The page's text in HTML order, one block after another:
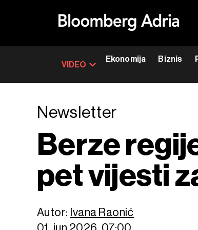
VIDEO
Ekonomija Biznis
Newsletter
Berze
pet vijesti
Autor: Ivana Raonić